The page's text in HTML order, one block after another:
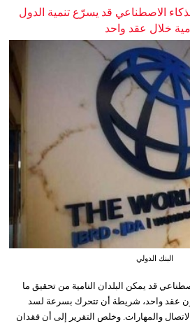
الاصطناعي قد يسرّع تنمية الدول
خلال عقد واحد
البنك الدولي
قد يمكن البلدان النامية من تحقيق ما
عقد واحد، شريطة أن تتحرك بسرعة لسد
والمهارات. وخلص التقرير إلى أن فقدان